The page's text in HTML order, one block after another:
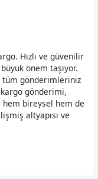
Hızlı ve güvenilir
önem taşıyor.
tüm gönderimleriniz
gönderimi,
hem bireysel hem de
altyapısı ve